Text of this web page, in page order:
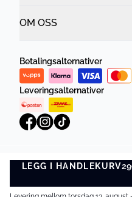
LEGG I HANDLEKURV
LEGG I
OM OSS
Betalingsalternativer
Leveringsalternativer
Personvernregler